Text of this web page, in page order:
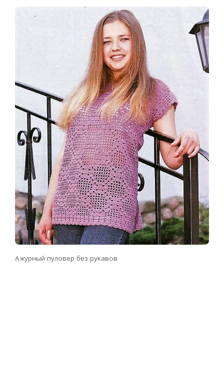
Ажурный пуловер без рукавов